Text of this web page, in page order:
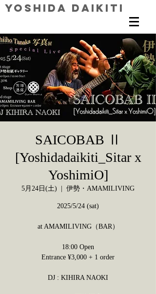
Yoshida Daikiti
SAICOBAB Ⅱ
[Yoshidadaikiti_Sitar x
YoshimiO]
5月24日(土) 伊勢・AMAMILIVING
2025/5/24 (sat)
at AMAMILIVING（BAR）
18:00 Open
Entrance ¥3,000 + 1 order
DJ : KIHIRA NAOKI